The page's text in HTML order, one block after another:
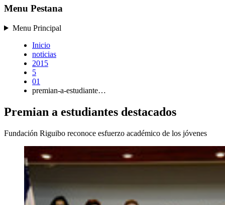
Menu Pestana
Menu Principal
Inicio
noticias
2015
5
01
premian-a-estudiante…
Premian a estudiantes destacados
Fundación Riguibo reconoce esfuerzo académico de los jóvenes